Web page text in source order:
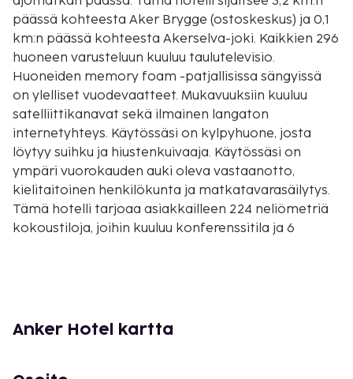
päässä kohteesta Aker Brygge (ostoskeskus) ja 0,1
km:n päässä kohteesta Akerselva-joki. Kaikkien 296
huoneen varusteluun kuuluu taulutelevisio.
Huoneiden memory foam -patjallisissa sängyissä
on ylelliset vuodevaatteet. Mukavuuksiin kuuluu
satelliittikanavat sekä ilmainen langaton
internetyhteys. Käytössäsi on kylpyhuone, josta
löytyy suihku ja hiustenkuivaaja. Käytössäsi on
ympäri vuorokauden auki oleva vastaanotto,
kielitaitoinen henkilökunta ja matkatavarasäilytys.
Tämä hotelli tarjoaa asiakkailleen 224 neliömetriä
kokoustiloja, joihin kuuluu konferenssitila ja 6
tarjoaa asiakkailleen ravintolan ja
Anker Hotel kartta